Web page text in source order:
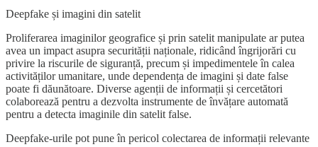
Deepfake și imagini din satelit
Proliferarea imaginilor geografice și prin satelit manipulate ar putea
avea un impact asupra securității naționale, ridicând îngrijorări cu
privire la riscurile de siguranță, precum și impedimentele în calea
activităților umanitare, unde dependența de imagini și date false
poate fi dăunătoare. Diverse agenții de informații și cercetători
colaborează pentru a dezvolta instrumente de învățare automată
pentru a detecta imaginile din satelit false.
Deepfake-urile pot pune în pericol colectarea de informații relevante